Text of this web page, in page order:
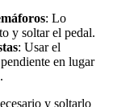
: Lo
y soltar el pedal.
: Usar el
en lugar
y soltarlo